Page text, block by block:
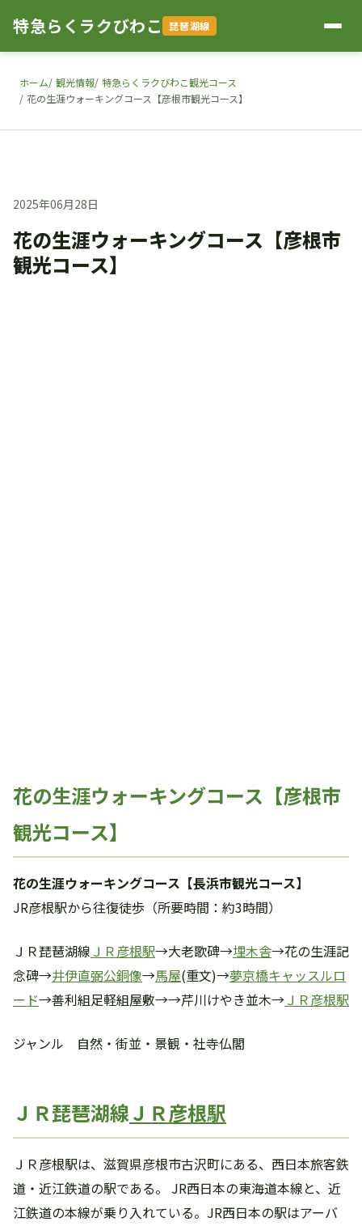
特急らくラクびわこ 琵琶湖線
ホーム 観光情報 特急らくラクびわこ観光コース
花の生涯ウォーキングコース【彦根市観光コース】
2025年06月28日
花の生涯ウォーキングコース【彦根市
観光コース】
花の生涯ウォーキングコース【彦根市
観光コース】
花の生涯ウォーキングコース【長浜市観光コース】
JR彦根駅から往復徒歩（所要時間：約3時間）
ＪＲ琵琶湖線 ＪＲ彦根駅→大老歌碑→埋木舎→花の生涯記
念碑→井伊直弼公銅像→馬屋(重文)→夢京橋キャッスルロ
ード→善利組足軽組屋敷→→芹川けやき並木→ＪＲ彦根駅
ジャンル 自然・街並・景観・社寺仏閣
ＪＲ琵琶湖線ＪＲ彦根駅
ＪＲ彦根駅は、滋賀県彦根市古沢町にある、西日本旅客鉄
道・近江鉄道の駅である。 JR西日本の東海道本線と、近
江鉄道の本線が乗り入れている。JR西日本の駅はアーバ